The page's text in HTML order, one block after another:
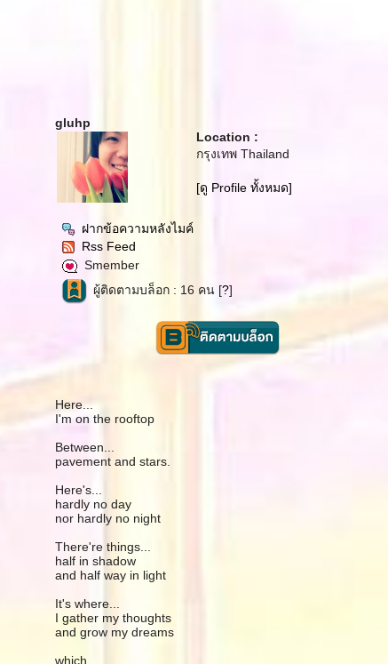
gluhp
Location :
กรุงเทพ Thailand
[ดู Profile ทั้งหมด]
ฝากข้อความหลังไมค์
Rss Feed
Smember
ผู้ติดตามบล็อก : 16 คน [?]
Here...
I'm on the rooftop
Between...
pavement and stars.
Here's...
hardly no day
nor hardly no night
There're things...
half in shadow
and half way in light
It's where...
I gather my thoughts
and grow my dreams
which...